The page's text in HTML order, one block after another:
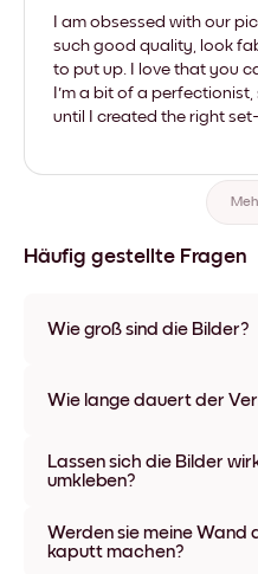
I am obsessed with our
such good quality, look
to put up. I love that you
I'm a bit of a
until I created the right
Häufig gestellte Fragen
Wie groß sind die Bilder?
Erhältlich in verschiedenen
Wie lange dauert der
Ländern bieten wir auch
bekommst Du nach
Lassen sich die Bilder
umkleben?
umpositionieren zu lassen,
beschädigen.
Werden sie meine Wand
kaputt machen?